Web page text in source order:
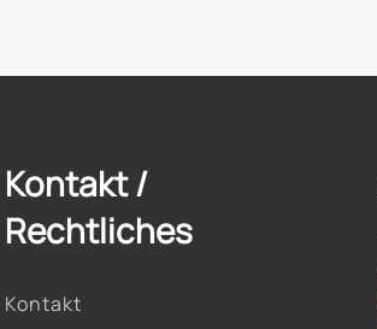
Kontakt /
Rechtliches
Kontakt